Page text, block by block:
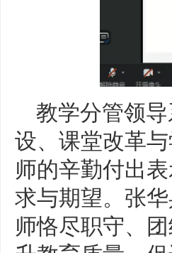
教学分管领
设、课堂改革
师的辛勤付出
求与期望。张
师恪尽职守、